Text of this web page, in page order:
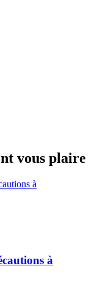
vous plaire
à